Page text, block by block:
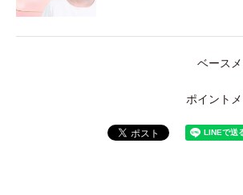
ベース
ポイント